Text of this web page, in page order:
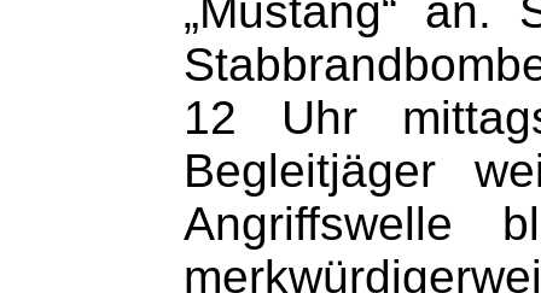
„Mustang“ an.
12 Uhr
Begleitjäger
Angriffswelle